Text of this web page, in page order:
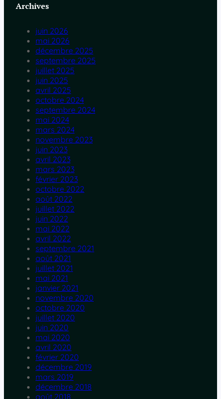
Archives
juin 2026
mai 2026
décembre 2025
septembre 2025
juillet 2025
juin 2025
avril 2025
octobre 2024
septembre 2024
mai 2024
mars 2024
novembre 2023
juin 2023
avril 2023
mars 2023
février 2023
octobre 2022
août 2022
juillet 2022
juin 2022
mai 2022
avril 2022
septembre 2021
août 2021
juillet 2021
mai 2021
janvier 2021
novembre 2020
octobre 2020
juillet 2020
juin 2020
mai 2020
avril 2020
février 2020
décembre 2019
mars 2019
décembre 2018
août 2018